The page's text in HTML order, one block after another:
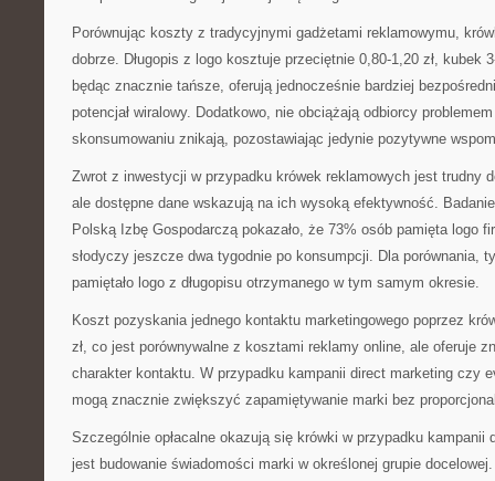
Porównując koszty z tradycyjnymi gadżetami reklamowymu,
dobrze. Długopis z logo kosztuje przeciętnie 0,80-1,20 zł, kubek
będąc znacznie tańsze, oferują jednocześnie bardziej
potencjał wiralowy. Dodatkowo, nie obciążają odbiorcy
skonsumowaniu znikają, pozostawiając jedynie pozytywne
Zwrot z inwestycji w przypadku krówek reklamowych jest trudny
ale dostępne dane wskazują na ich wysoką efektywność.
Polską Izbę Gospodarczą pokazało, że 73% osób pamięta logo
słodyczy jeszcze dwa tygodnie po konsumpcji. Dla porównania,
pamiętało logo z długopisu otrzymanego w tym samym okresie.
Koszt pozyskania jednego kontaktu marketingowego poprzez
zł, co jest porównywalne z kosztami reklamy online, ale oferuje
charakter kontaktu. W przypadku kampanii direct marketing czy
mogą znacznie zwiększyć zapamiętywanie marki bez
Szczególnie opłacalne okazują się krówki w przypadku kampanii
jest budowanie świadomości marki w określonej grupie